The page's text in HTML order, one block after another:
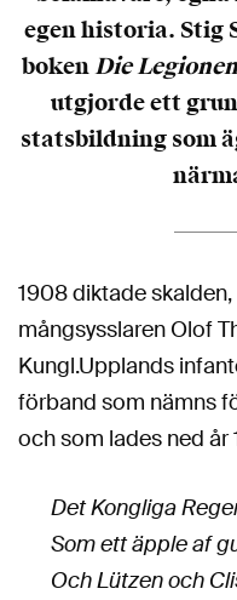
egen historia. Stig
bokenDie
utgjorde ett
statsbildning som
1908 diktade
mångsysslaren Olof
Kungl.Upplands
förband som nämns
och som lades ned år
Det Kongliga
Som ett äpple af
Och Lützen och